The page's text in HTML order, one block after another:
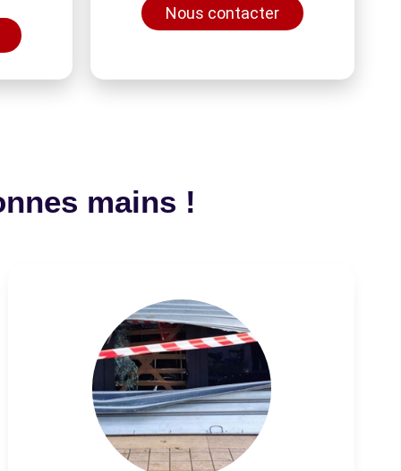
Nous contacter
mains !